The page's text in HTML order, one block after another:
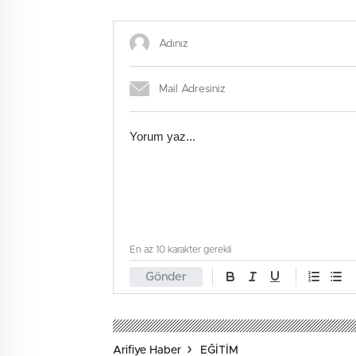
Gönder
En az 10 karakter gerekli
Arifiye Haber EĞİTİM